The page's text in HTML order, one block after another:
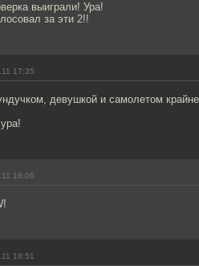
выиграли! Ура!
за эти 2!!
17:35
девушкой и самолетом
18:06
18:51